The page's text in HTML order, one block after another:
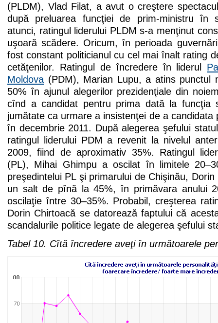
(PLDM), Vlad Filat, a avut o creştere
după preluarea funcţiei de prim-ministru în
atunci, ratingul liderului PLDM s-a menţinut
uşoară scădere. Oricum, în perioada
fost constant politicianul cu cel mai înalt rating
cetăţenilor. Ratingul de încredere în liderul
Moldova (PDM), Marian Lupu, a atins punctul
50% în ajunul alegerilor prezidenţiale din
cînd a candidat pentru prima dată la funcţia
jumătate ca urmare a insistenţei de a candidata
în decembrie 2011. După alegerea şefului
ratingul liderului PDM a revenit la nivelul
2009, fiind de aproximativ 35%. Ratingul
(PL), Mihai Ghimpu a oscilat în limitele
preşedintelui PL şi primarului de Chişinău,
un salt de pînă la 45%, în primăvara anului
oscilaţie între 30–35%. Probabil, creşterea
Dorin Chirtoacă se datorează faptului că
scandalurile politice legate de alegerea şefului
Tabel 10. Cîtă încredere aveţi în următoarele